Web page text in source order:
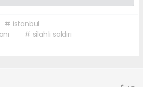
# istanbul
# silahlı saldırı